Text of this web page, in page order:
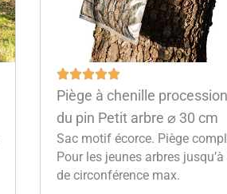
Piège à chenille
du pin Petit arbre ⌀ 30 cm
Sac motif écorce. Piège
Pour les jeunes arbres
de circonférence max.